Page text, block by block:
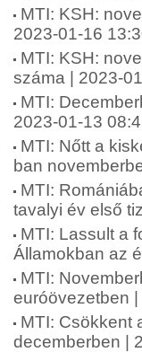
MTI: KSH:
2023-01-16
MTI: KSH:
száma | 2023-
MTI:
2023-01-13
MTI: Nőtt a
ban
MTI:
tavalyi év első
MTI: Lassult a
Államokban az
MTI:
euróövezetben
MTI: Csökkent
decemberben |